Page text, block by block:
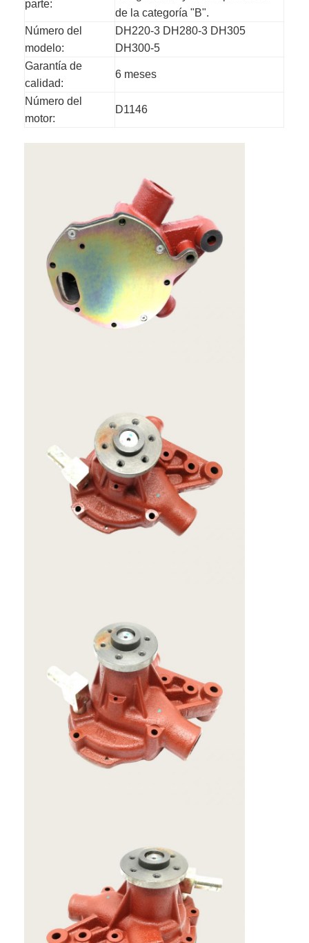
sobre nosotros
Visita a la fábrica
Control de calidad
Contáctenos
Piezas de motor KOMATSU
piezas del motor de la oruga
parte:
de la categoría "B".
Número del
modelo:
DH220-3 DH280-3 DH305
DH300-5
Garantía de
calidad:
6 meses
Número del
motor:
D1146